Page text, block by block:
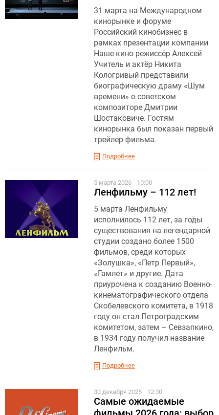
31 марта на Международном
кинорынке и форуме
Российский кинобизнес в
рамках презентации компании
Наше кино режиссёр Алексей
Учитель и актёр Никита
Кологривый представили
биографическую драму «Шум
времени» о советском
композиторе Дмитрии
Шостаковиче. Гостям
кинорынка был показан первый
трейлер фильма.
Подробнее
5 марта 2026 10:00
Ленфильму – 112 лет!
5 марта Ленфильму
исполнилось 112 лет, за годы
существования на легендарной
студии создано более 1500
фильмов, среди которых
«Золушка», «Петр Первый»,
«Гамлет» и другие. Дата
приурочена к созданию Военно-
кинематографического отдела
Скобелевского комитета, в 1918
году он стал Петроградским
комитетом, затем – Севзапкино,
в 1934 году получил название
Ленфильм.
Подробнее
30 декабря 2025 12:30
Самые ожидаемые